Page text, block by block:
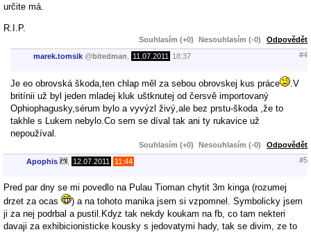
určite má.
R.I.P.
Souhlasím (+0) Nesouhlasím (-0) Odpovědět
marek.tomsik @bitedman 11.07.2011 18:37 #4
Je eo obrovská škoda,ten chlap měl za sebou obrovskej kus práce
.V
britínii už byl jeden mladej kluk uštknutej od čersvě importovaný
Ophiophagusky,sérum bylo a vyvýzl živý,ale bez prstu-škoda ,že to
takhle s Lukem nebylo.Co sem se díval tak ani ty rukavice už
nepoužíval.
Souhlasím (+0) Nesouhlasím (-0) Odpovědět
Apophis 12.07.2011 11:44 #5
Pred par dny se mi povedlo na Pulau Tioman chytit 3m kinga (rozumej
drzet za ocas
) a na tohoto manika jsem si vzpomnel. Symbolicky jsem
ji za nej podrbal a pustil.Kdyz tak nekdy koukam na fb, co tam nekteri
davaji za exhibicionisticke kousky s jedovatymi hady, tak se divim, ze to